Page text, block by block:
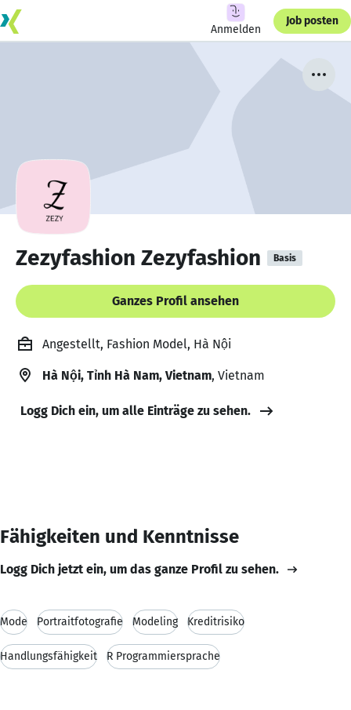
Anmelden
Job posten
Zezyfashion Zezyfashion Basis
Ganzes Profil ansehen
Angestellt, Fashion Model, Hà Nội
Hà Nội, Tỉnh Hà Nam, Vietnam, Vietnam
Logg Dich ein, um alle Einträge zu sehen.
Fähigkeiten und Kenntnisse
Logg Dich jetzt ein, um das ganze Profil zu sehen.
Mode Portraitfotografie Modeling Kreditrisiko
Handlungsfähigkeit R Programmiersprache